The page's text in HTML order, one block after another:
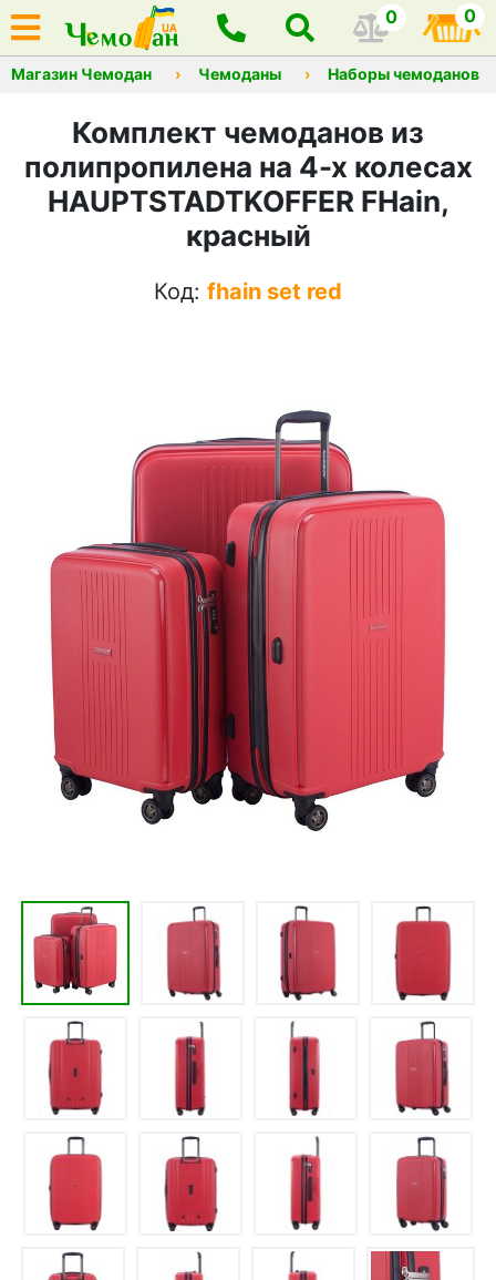
0 0
Магазин Чемодан Чемоданы Наборы чемоданов
Комплект чемоданов из
полипропилена на 4-х колесах
HAUPTSTADTKOFFER FHain,
красный
Код: fhain set red